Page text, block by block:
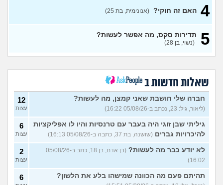
עצות
מפנטז על חבר טוב שלי
האם חוויתי תקיפה מינית?
(רוויטל, בת 24)
14
עצות
בנות,אתן הייתן "מסדרות" את
אח שלכם במצב כזה?
(לוחם שקרוב ל'חרור, בן 21)
מסאג׳יסט מעורער
(מסאג׳יסט מעורער, בן 26)
4
עצות
אנחנו מקיימים יחסים עם
בגדים וזה לא מפריע לבעלי,
מה לעשות?
(דיאנה, בת 42)
5
עצות
4 האם זה חוקי? (אנונימית, בת 25)
5 תדירות סקס, מה אפשר לעשות?
(נשוי, בן 28)
שאלות חדשות ב
חברה שלי חושבת שאני קמצן, מה לעשות?
(ליאור, גיל: 23, נכתב ב-05/08/26 16:22)
12
עצות
גיליתי שבן זוגי היה בעבר עם טרנסיות והיו לו אפליקציות
להיכרויות גברים (שושנה, בת 37, כתבה ב-05/08/26 16:13)
6
עצות
לא יודע כבר מה לעשות?
(בן אדם, בן 18, כתב ב-05/08/26
16:02)
2
עצות
תהיתם פעם מה הכוונה שמישהו בלע את הלשון? 6